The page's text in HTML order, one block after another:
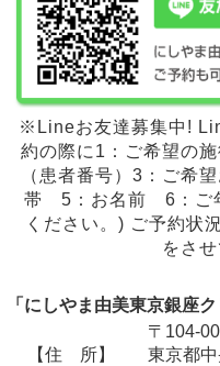
※Lineお友達募集中!
約の際に1：ご希望の
（患者番号）3：ご希
帯 5：お名前 6：ご
ください。) ご予約状
をさせ
「にしやま由美東京銀座
【住 所】
〒104-
東京都